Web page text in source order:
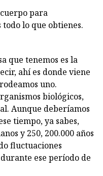
para
todo lo que obtienes.
que tenemos es la
ahí es donde viene
uno.
biológicos,
Aunque deberíamos
tiempo, ya sabes,
y 250, 200.000 años
fluctuaciones
ese período de